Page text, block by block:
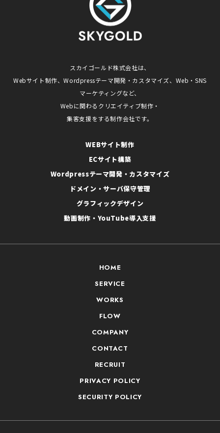
スカイゴールド株式会社は、
Webサイト制作、Wordpressテーマ開発・カスタマイズ、Web・SNS
マーケティングなど、
Webに関わるクリエイティブ制作・
集客支援をする制作会社です。
WEBサイト制作
ECサイト構築
Wordpressテーマ開発・カスタマイズ
ドメイン・サーバ保守管理
グラフィックデザイン
動画制作・YouTube導入支援
HOME
SERVICE
WORKS
FLOW
COMPANY
CONTACT
RECRUIT
PRIVACY POLICY
SECURITY POLICY